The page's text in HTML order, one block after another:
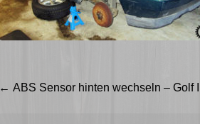
Beitragsnavigation
← ABS Sensor hinten wechseln – Golf III